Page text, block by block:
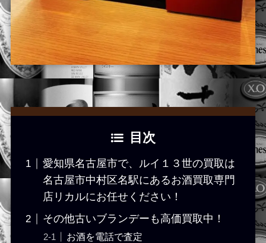
目次
愛知県名古屋市で、ルイ１３世の買取は
名古屋市中村区名駅にあるお酒買取専門
店リカルにお任せください！
その他古いブランデーも高価買取中！
お酒を電話で査定